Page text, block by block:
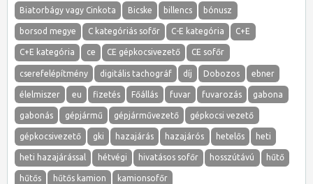
Biatorbágy vagy Cinkota Bicske billencs bónusz
borsod megye C kategóriás sofőr C-E kategória C+E
C+E kategória ce CE gépkocsivezető CE sofőr
cserefelépítmény digitális tachográf díj Dobozos ebner
élelmiszer eu fizetés Főállás fuvar fuvarozás gabona
gabonás gépjármű gépjárművezető gépkocsi vezető
gépkocsivezető gki hazajárás hazajárós hetelős heti
heti hazajárással hétvégi hivatásos sofőr hosszútávú hűtő
hűtős hűtős kamion kamionsofőr